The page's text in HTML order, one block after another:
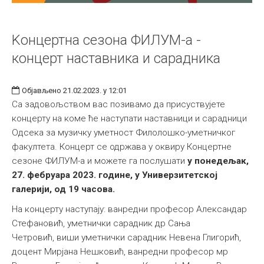
Kонцертна сезона ФИЛУМ-а -
концерт наставника и сарадника
Објављено 21.02.2023. у 12:01
Са задовољством вас позивамо да присуствујете
концерту на коме ће наступати наставници и сарадници
Одсека за музичку уметност Филолошко-уметничког
факултета. Концерт се одржава у оквиру Концертне
сезоне ФИЛУМ-а и можете га послушати у понедељак,
27. фебруара 2023. године, у Универзитетској
галерији, од 19 часова.
На концерту наступају: ванредни професор Александар
Стефановић, уметнички сарадник др Сања
Четровић, виши уметнички сарадник Невена Глигорић,
доцент Мирјана Нешковић, ванредни професор мр